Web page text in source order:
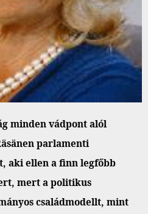
minden vádpont alól
parlamenti
aki ellen a finn legfőbb
mert a politikus
családmodellt, mint